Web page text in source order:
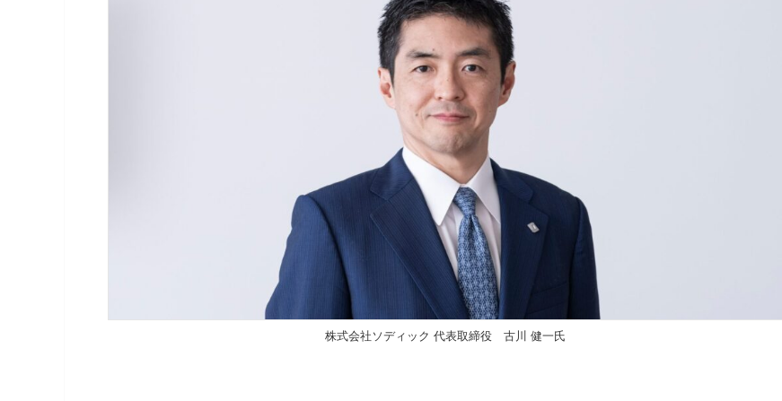
株式会社ソディック 代表取締役 古川 健一氏